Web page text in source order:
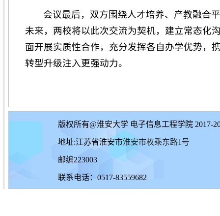
会议最后，双方围绕人才培养、产教融合
未来，两校将以此次交流为契机，建立常态化
面开展实质性合作，充分发挥各自办学优势，
转型升级注入更强动力。
版权所有@淮安大学 电子信息工程学院 2017-
地址:江苏省淮安市淮安市枚乘东路1号
邮编223003
联系电话：0517-83559682